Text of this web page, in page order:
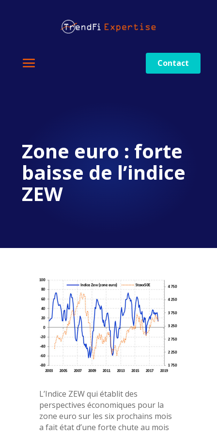
Contact
Zone euro : forte
baisse de l’indice
ZEW
L’Indice ZEW qui établit des
perspectives économiques pour la
zone euro sur les six prochains mois
a fait état d’une forte chute au mois